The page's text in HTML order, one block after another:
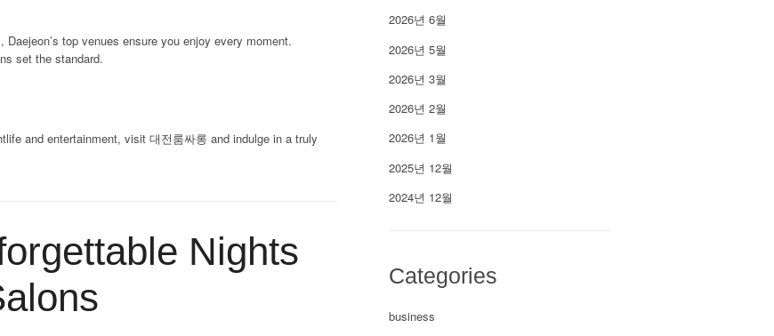
top venues ensure you enjoy every moment.
set the standard.
and entertainment, visit 대전룸싸롱 and indulge in a truly
Nights
2026년 6월
2026년 5월
2026년 3월
2026년 2월
2026년 1월
2025년 12월
2024년 12월
Categories
business